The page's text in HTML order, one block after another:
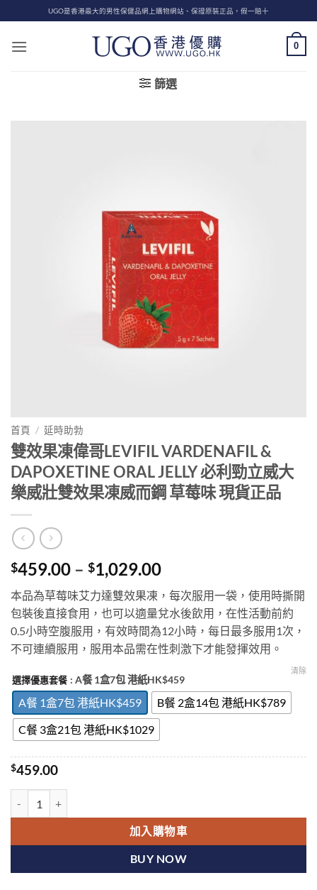
to
content
UGO是香港最大的男性保健品網上購物網站、保證原裝正品，假一賠十
0
篩選
首頁 / 延時助勃
雙效果凍偉哥LEVIFIL VARDENAFIL &
DAPOXETINE ORAL JELLY 必利勁立威大
樂威壯雙效果凍威而鋼 草莓味 現貨正品
$459.00 – $1,029.00Price
range:
$459.00
through
$1,029.00
本品為草莓味艾力達雙效果凍，每次服用一袋，使用時撕開
包裝後直接食用，也可以適量兌水後飲用，在性活動前約
0.5小時空腹服用，有效時間為12小時，每日最多服用1次，
不可連續服用，服用本品需在性刺激下才能發揮效用。
選擇優惠套餐 : A餐 1盒7包 港紙HK$459
A餐 1盒7包 港紙HK$459
B餐 2盒14包 港紙HK$789
C餐 3盒21包 港紙HK$1029
清除
$459.00
加入購物車
BUY NOW